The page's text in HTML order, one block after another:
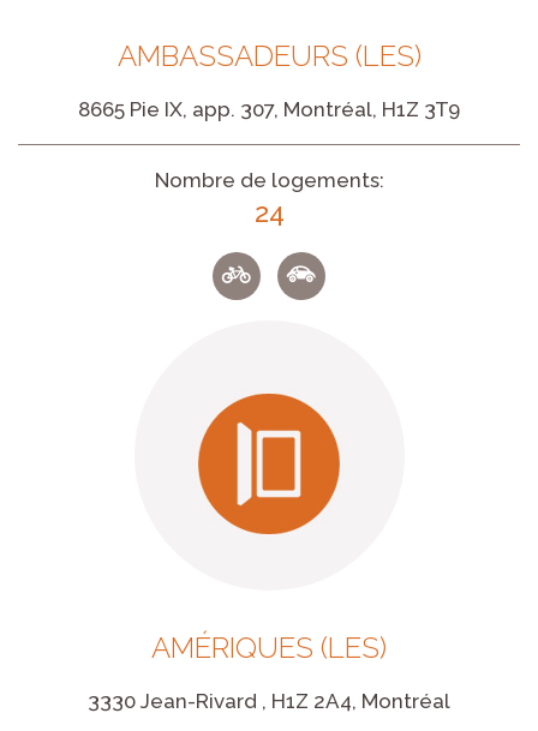
AMBASSADEURS (LES)
8665 Pie IX, app. 307, Montréal, H1Z 3T9
Nombre de logements:
24
AMÉRIQUES (LES)
3330 Jean-Rivard , H1Z 2A4, Montréal